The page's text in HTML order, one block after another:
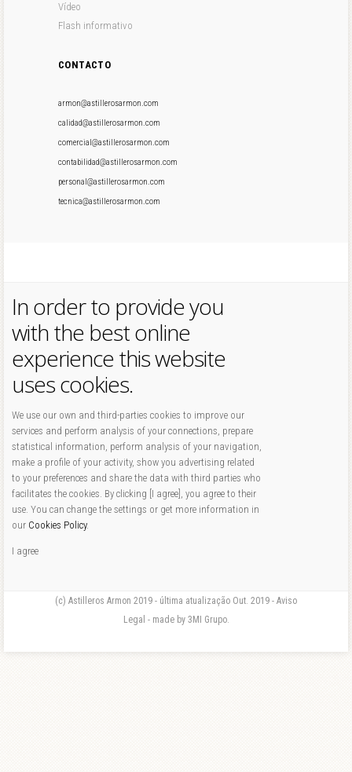
Vídeo
Flash informativo
CONTACTO
armon@astillerosarmon.com
calidad@astillerosarmon.com
comercial@astillerosarmon.com
contabilidad@astillerosarmon.com
personal@astillerosarmon.com
tecnica@astillerosarmon.com
In order to provide you
with the best online
experience this website
uses cookies.
We use our own and third-parties cookies to improve our
services and perform analysis of your connections, prepare
statistical information, perform analysis of your navigation,
make a profile of your activity, show you advertising related
to your preferences and share the data with third parties who
facilitates the cookies. By clicking [I agree], you agree to their
use. You can change the settings or get more information in
our Cookies Policy.
I agree
(c) Astilleros Armon 2019 - última atualização Out. 2019 - Aviso
Legal - made by 3MI Grupo.